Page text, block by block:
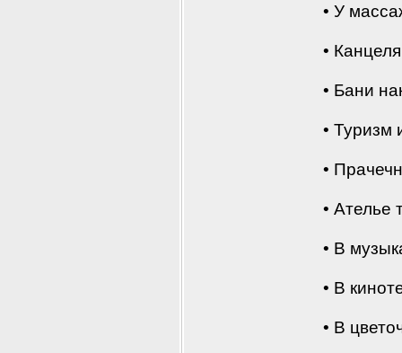
• У
•
• Бани
• Туризм
•
• Ателье
• В
• В
• В